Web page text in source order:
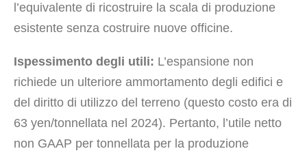
l’equivalente di ricostruire la scala di produzione
esistente senza costruire nuove officine.
Ispessimento degli utili: L’espansione non
richiede un ulteriore ammortamento degli edifici e
del diritto di utilizzo del terreno (questo costo era di
63 yen/tonnellata nel 2024). Pertanto, l’utile netto
non GAAP per tonnellata per la produzione